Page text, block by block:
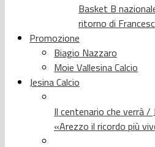
Basket B
ritorno di
Promozione
Biagio Nazzaro
Moie Vallesina Calcio
Jesina Calcio
Il centenario che verrà /
«Arezzo il ricordo più